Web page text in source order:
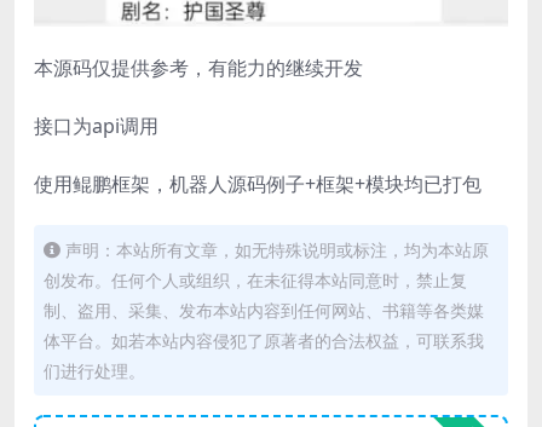
本源码仅提供参考，有能力的继续开发
接口为api调用
使用鲲鹏框架，机器人源码例子+框架+模块均已打包
声明：本站所有文章，如无特殊说明或标注，均为本站原
创发布。任何个人或组织，在未征得本站同意时，禁止复
制、盗用、采集、发布本站内容到任何网站、书籍等各类媒
体平台。如若本站内容侵犯了原著者的合法权益，可联系我
们进行处理。